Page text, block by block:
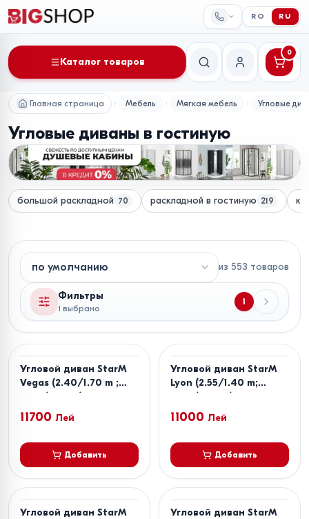
RO RU
Каталог товаров
Поиск Мой аккаунт
0
Главная страница Мебель Мягкая мебель Угловые
Угловые диваны в гостиную
большой раскладной 70 раскладной в гостиную 219
из 553 товаров
Фильтры
1 выбрано
1
Угловой диван StarM
Vegas (2.40/1.70 m ;
2.00/1.40 m)
11700 Лей
Добавить
Угловой диван StarM
Lyon (2.55/1.40 m;
2.00/1.40 m)
11000 Лей
Добавить
Угловой диван StarM
Угловой диван StarM